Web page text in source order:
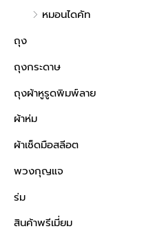
หมอนไดคัท
ถุง
ถุงกระดาษ
ถุงผ้าหูรูดพิมพ์ลาย
ผ้าห่ม
ผ้าเช็ดมือสลีอต
พวงกุญแจ
ร่ม
สินค้าพรีเมี่ยม